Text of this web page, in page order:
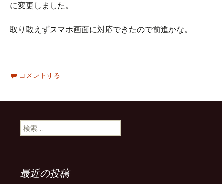
に変更しました。
取り敢えずスマホ画面に対応できたので前進かな。
コメントする
検
索:
最近の投稿